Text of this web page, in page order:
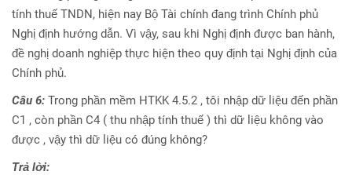
tính thuế TNDN, hiện nay Bộ Tài chính đang trình Chính phủ
Nghị định hướng dẫn. Vì vậy, sau khi Nghị định được ban hành,
đề nghị doanh nghiệp thực hiện theo quy định tại Nghị định của
Chính phủ.
Câu 6: Trong phần mềm HTKK 4.5.2 , tôi nhập dữ liệu đến phần
C1 , còn phần C4 ( thu nhập tính thuế ) thì dữ liệu không vào
được , vậy thì dữ liệu có đúng không?
Trả lời: